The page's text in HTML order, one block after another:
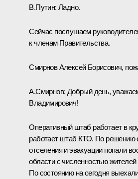
В.Путин: Ладно.
Сейчас послушаем
к членам Правительства.
Смирнов Алексей Борисович,
А.Смирнов: Добрый день,
Владимирович!
Оперативный штаб работает в
работает штаб КТО. По решению
отселения и эвакуации попали
области с численностью жителей
По состоянию на сегодня